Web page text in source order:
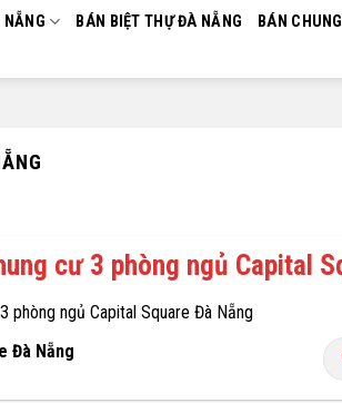
BÁN BIỆT THỰ ĐÀ NẴNG BÁN
cư 3 phòng ngủ Capital
phòng ngủ Capital Square Đà Nẵng
Đà Nẵng